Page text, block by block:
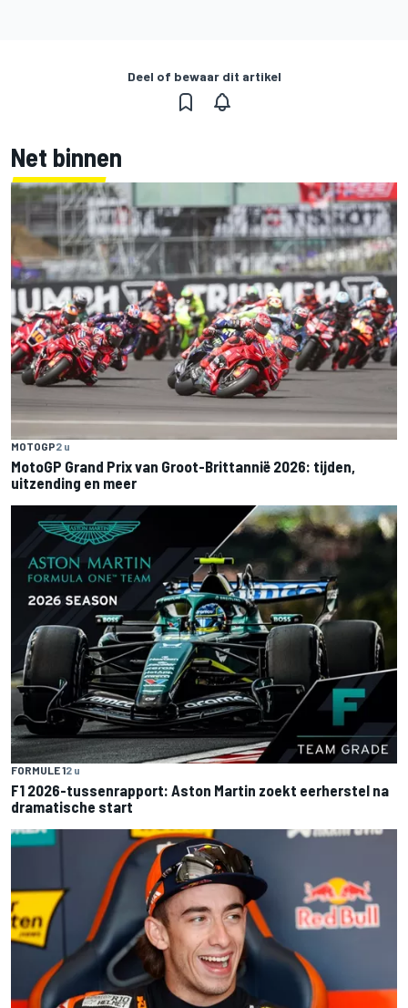
Deel of bewaar dit artikel
Net binnen
MOTOGP2 u
MotoGP Grand Prix van Groot-Brittannië 2026: tijden,
uitzending en meer
FORMULE 12 u
F1 2026-tussenrapport: Aston Martin zoekt eerherstel na
dramatische start